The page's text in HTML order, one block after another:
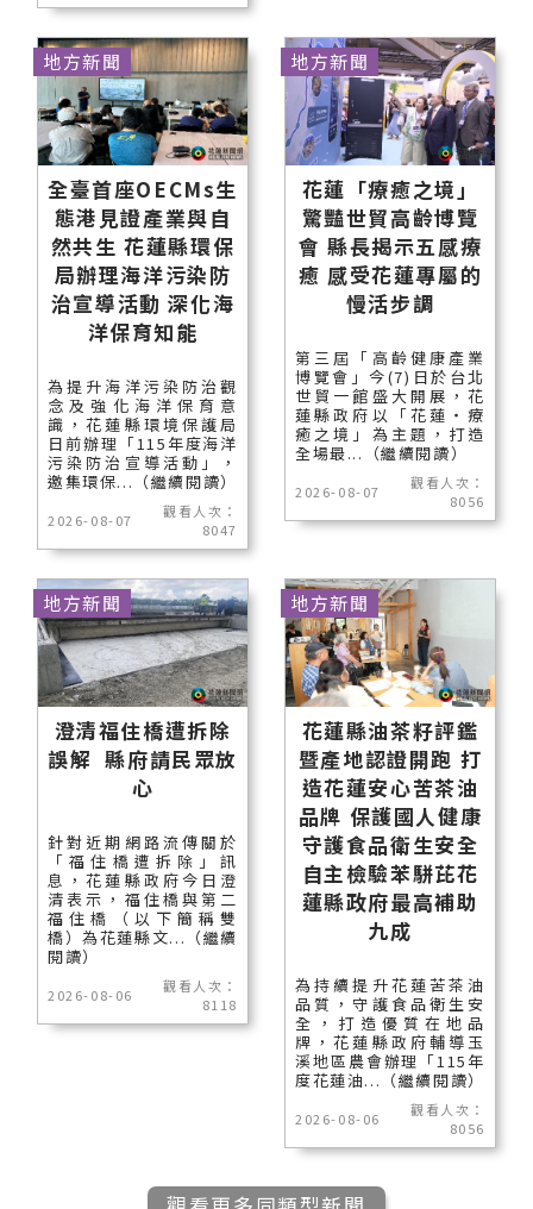
全臺首座OECMs生
態港見證產業與自
然共生 花蓮縣環保
局辦理海洋污染防
治宣導活動 深化海
洋保育知能
為提升海洋污染防治觀
念及強化海洋保育意
識，花蓮縣環境保護局
日前辦理「115年度海洋
污染防治宣導活動」，
邀集環保...（繼續閱讀）
2026-08-07
觀看人次：
8047
地方新聞
花蓮「療癒之境」
驚豔世貿高齡博覽
會 縣長揭示五感療
癒 感受花蓮專屬的
慢活步調
第三屆「高齡健康產業
博覽會」今(7)日於台北
世貿一館盛大開展，花
蓮縣政府以「花蓮‧療
癒之境」為主題，打造
全場最...（繼續閱讀）
2026-08-07
觀看人次：
8056
地方新聞
澄清福住橋遭拆除
誤解 縣府請民眾放
心
針對近期網路流傳關於
「福住橋遭拆除」訊
息，花蓮縣政府今日澄
清表示，福住橋與第二
福住橋（以下簡稱雙
橋）為花蓮縣文...（繼續
閱讀）
2026-08-06
觀看人次：
8118
地方新聞
花蓮縣油茶籽評鑑
暨產地認證開跑 打
造花蓮安心苦茶油
品牌 保護國人健康
守護食品衛生安全
自主檢驗苯駢芘花
蓮縣政府最高補助
九成
為持續提升花蓮苦茶油
品質，守護食品衛生安
全，打造優質在地品
牌，花蓮縣政府輔導玉
溪地區農會辦理「115年
度花蓮油...（繼續閱讀）
2026-08-06
觀看人次：
8056
地方新聞